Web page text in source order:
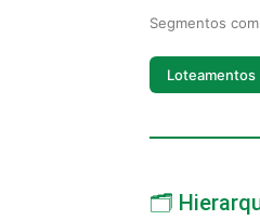
Segmentos
Loteamentos
🗂️